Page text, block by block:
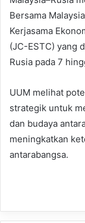
Bersama
Kerjasama
(JC-ESTC) yang
Rusia pada 7
UUM melihat
strategik untuk
dan budaya
meningkatkan
antarabangsa.